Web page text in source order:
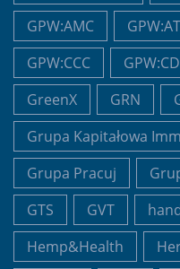
GPW:AMC
GPW:CCC
GreenX
GRN
Grupa Kapitałowa
Grupa Pracuj
GTS
GVT
Hemp&Health